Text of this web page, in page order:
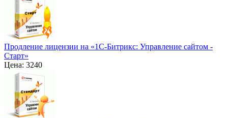
Продление лицензии на «1С-Битрикс: Управление сайтом -
Старт»
Цена: 3240